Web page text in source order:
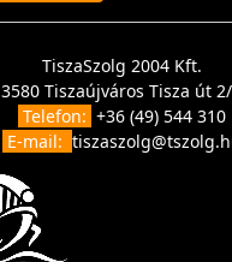
TiszaSzolg 2004 Kft.
3580 Tiszaújváros Tisza út 2/
Telefon: +36 (49) 544 310
E-mail: